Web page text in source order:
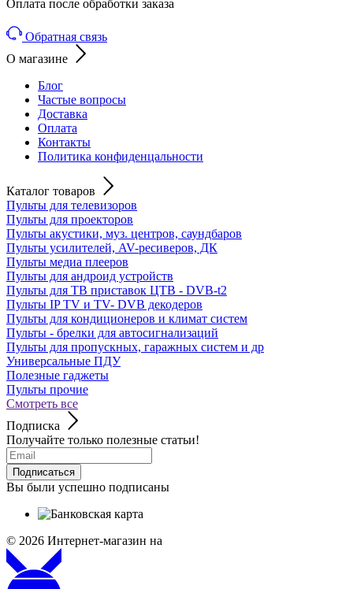
Оплата после обработки заказа
Обратная связь
О магазине
Блог
Частые вопросы
Доставка
Оплата
Контакты
Политика конфиденцальности
Каталог товаров
Пульты для телевизоров
Пульты для проекторов
Пульты акустики, муз. центров, саундбаров
Пульты усилителей, AV-ресиверов, ДК
Пульты медиа плееров
Пульты для андроид устройств
Пульты для ТВ приставок ЦТВ - DVB-t2
Пульты IP TV и TV- DVB декодеров
Пульты для кондиционеров и климат систем
Пульты - брелки для автосигнализаций
Пульты для пропускных, гаражных систем и др
Универсальные ПДУ
Полезные гаджеты
Пульты прочие
Смотреть все
Подписка
Получайте только полезные статьи!
Подписаться
Вы были успешно подписаны
© 2026 Интернет-магазин на